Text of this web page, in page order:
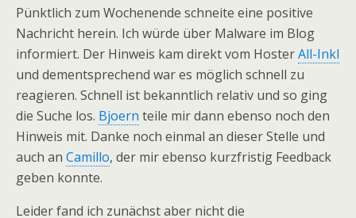
Pünktlich zum Wochenende schneite eine positive
Nachricht herein. Ich würde über Malware im Blog
informiert. Der Hinweis kam direkt vom HosterAll-Inkl
und dementsprechend war es möglich schnell zu
reagieren. Schnell ist bekanntlich relativ und so ging
die Suche los. Bjoern teile mir dann ebenso noch den
Hinweis mit. Danke noch einmal an dieser Stelle und
auch an Camillo, der mir ebenso kurzfristig Feedback
geben konnte.
Leider fand ich zunächst aber nicht die